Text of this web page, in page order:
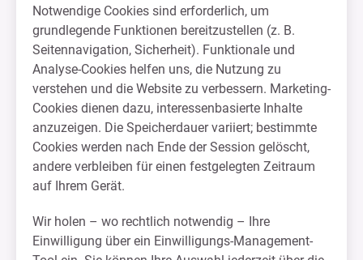
Notwendige Cookies sind erforderlich, um
grundlegende Funktionen bereitzustellen (z. B.
Seitennavigation, Sicherheit). Funktionale und
Analyse-Cookies helfen uns, die Nutzung zu
verstehen und die Website zu verbessern. Marketing-
Cookies dienen dazu, interessenbasierte Inhalte
anzuzeigen. Die Speicherdauer variiert; bestimmte
Cookies werden nach Ende der Session gelöscht,
andere verbleiben für einen festgelegten Zeitraum
auf Ihrem Gerät.
Wir holen – wo rechtlich notwendig – Ihre
Einwilligung über ein Einwilligungs-Management-